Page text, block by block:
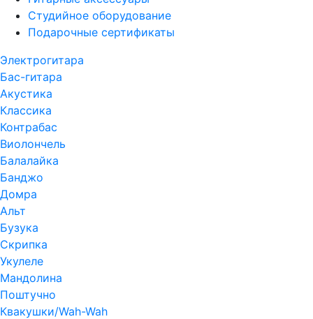
Студийное оборудование
Подарочные сертификаты
Электрогитара
Бас-гитара
Акустика
Классика
Контрабас
Виолончель
Балалайка
Банджо
Домра
Альт
Бузука
Скрипка
Укулеле
Мандолина
Поштучно
Квакушки/Wah-Wah